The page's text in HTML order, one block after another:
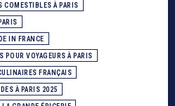
COMESTIBLES À PARIS
IN FRANCE
POUR VOYAGEURS À PARIS
FRANÇAIS
À PARIS 2025